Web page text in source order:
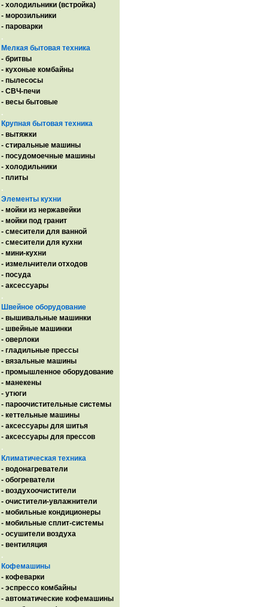
- холодильники (встройка)
- морозильники
- пароварки
.
Мелкая бытовая техника
- бритвы
- кухоные комбайны
- пылесосы
- СВЧ-печи
- весы бытовые
.
Крупная бытовая техника
- вытяжки
- стиральные машины
- посудомоечные машины
- холодильники
- плиты
.
Элементы кухни
- мойки из нержавейки
- мойки под гранит
- смесители для ванной
- смесители для кухни
- мини-кухни
- измельчители отходов
- посуда
- аксессуары
.
Швейное оборудование
- вышивальные машинки
- швейные машинки
- оверлоки
- гладильные прессы
- вязальные машины
- промышленное оборудование
- манекены
- утюги
- пароочистительные системы
- кеттельные машины
- аксессуары для шитья
- аксессуары для прессов
.
Климатическая техника
- водонагреватели
- обогреватели
- воздухоочистители
- очистители-увлажнители
- мобильные кондиционеры
- мобильные сплит-системы
- осушители воздуха
- вентиляция
.
Кофемашины
- кофеварки
- эспрессо комбайны
- автоматические кофемашины